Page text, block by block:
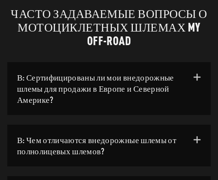
ЧАСТО ЗАДАВАЕМЫЕ ВОПРОСЫ О
МОТОЦИКЛЕТНЫХ ШЛЕМАХ MY
OFF-ROAD
В: Сертифицированы ли мои внедорожные
шлемы для продажи в Европе и Северной
Америке?
В: Чем отличаются внедорожные шлемы от
полнолицевых шлемов?